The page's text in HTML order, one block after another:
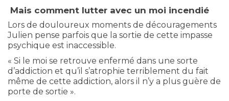
Mais comment lutter avec un moi incendié
Lors de douloureux moments de découragements
Julien pense parfois que la sortie de cette impasse
psychique est inaccessible.
« Si le moi se retrouve enfermé dans une sorte
d’addiction et qu’il s’atrophie terriblement du fait
même de cette addiction, alors il n’y a plus guère de
porte de sortie ».